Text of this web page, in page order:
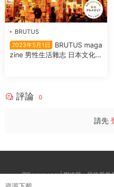
BRUTUS
2023年5月1日
BRUTUS maga
zine 男性生活雜志 日本文化與
評論 0
請先
@Boxwc.com | 聯絡我：登錄用